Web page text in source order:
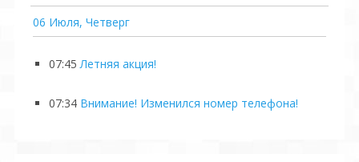
06 Июля, Четверг
07:45 Летняя акция!
07:34 Внимание! Изменился номер телефона!